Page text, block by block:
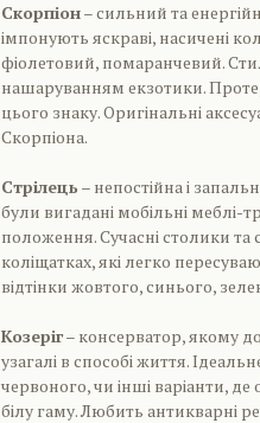
Скорпіон– сильний та
імпонують яскраві, насичені
фіолетовий, помаранчевий.
нашаруванням екзотики.
цього знаку. Оригінальні
Скорпіона.
Стрілець – непостійна і
були вигадані мобільні
положення. Сучасні столики та
коліщатках, які легко
відтінки жовтого, синього,
Козеріг– консерватор, якому до
узагалі в способі життя.
червоного, чи інші варіанти,
білу гаму. Любить антикварні